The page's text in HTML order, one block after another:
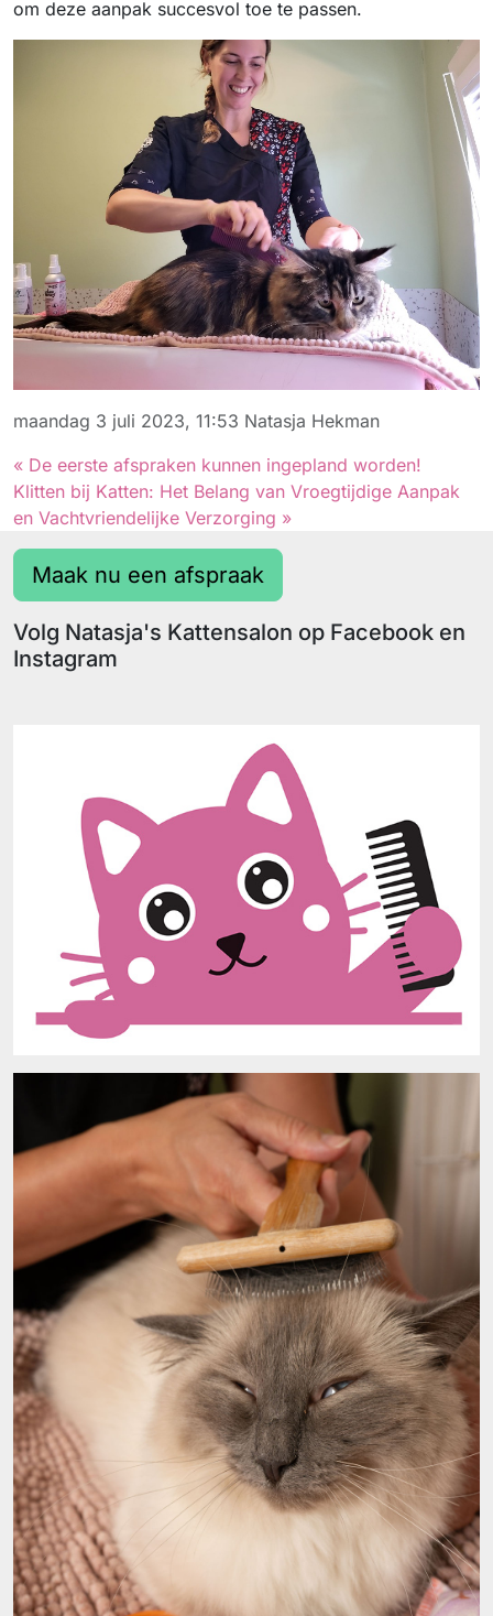
om deze aanpak succesvol toe te passen.
maandag 3 juli 2023, 11:53 Natasja Hekman
« De eerste afspraken kunnen ingepland worden!
Klitten bij Katten: Het Belang van Vroegtijdige Aanpak
en Vachtvriendelijke Verzorging »
Maak nu een afspraak
Volg Natasja's Kattensalon op Facebook en
Instagram